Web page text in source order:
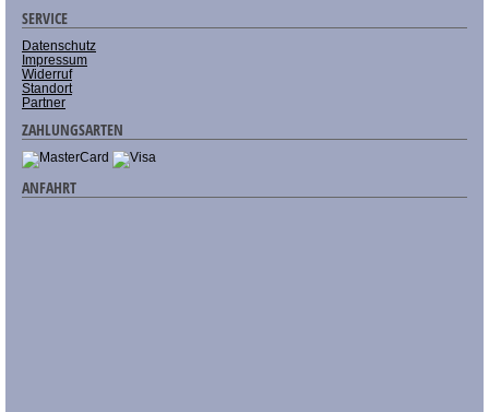
SERVICE
Datenschutz
Impressum
Widerruf
Standort
Partner
ZAHLUNGSARTEN
ANFAHRT